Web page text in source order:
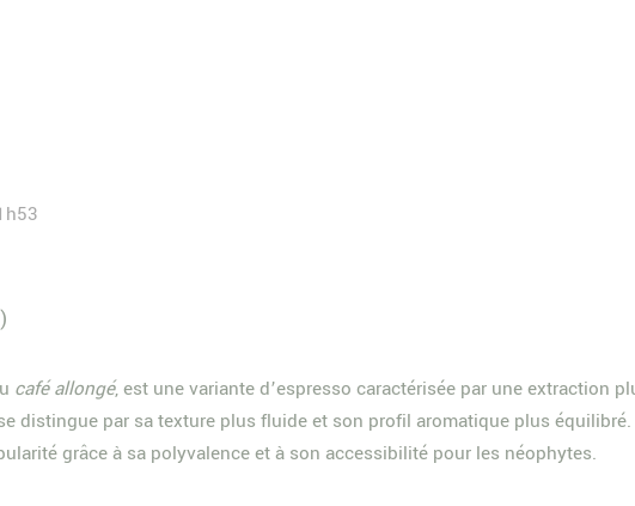
café allongé, est une variante d’espresso caractérisée par une extraction
distingue par sa texture plus fluide et son profil aromatique plus
grâce à sa polyvalence et à son accessibilité pour les néophytes.